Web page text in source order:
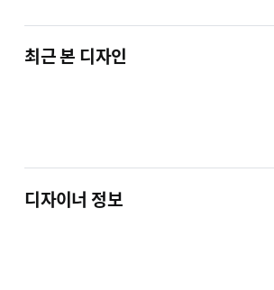
최근 본 디자인
디자이너 정보